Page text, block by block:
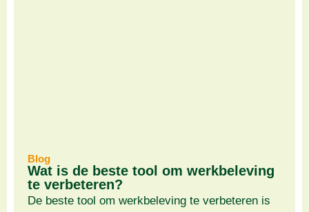
Blog
Wat is de beste tool om werkbeleving
te verbeteren?
De beste tool om werkbeleving te verbeteren is